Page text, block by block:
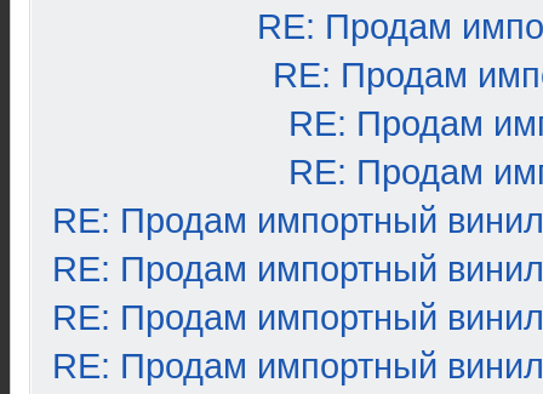
RE: Продам
RE: Продам
RE: Продам
RE: Продам
RE: Продам импортный винил
RE: Продам импортный винил
RE: Продам импортный винил
RE: Продам импортный винил